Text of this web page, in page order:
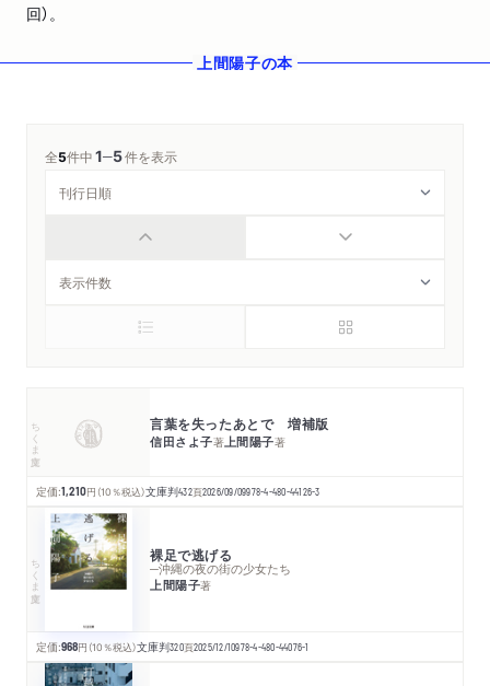
回）。
上間陽子の本
全5件中1─5件を表示
ちくま文庫 言葉を失ったあとで 増補版
信田さよ子著上間陽子著
定価:1,210円 （10％税込）文庫判432頁2026/09/09978-4-480-44126-3
ちくま文庫 裸足で逃げる
─沖縄の夜の街の少女たち
上間陽子著
定価:968円 （10％税込）文庫判320頁2025/12/10978-4-480-44076-1